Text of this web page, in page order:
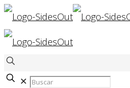
✕